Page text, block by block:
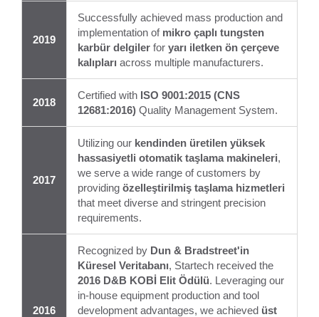
2019
Successfully achieved mass production and
implementation of mikro çaplı tungsten
karbür delgiler for yarı iletken ön çerçeve
kalıpları across multiple manufacturers.
2018
Certified with ISO 9001:2015 (CNS
12681:2016) Quality Management System.
2017
Utilizing our kendinden üretilen yüksek
hassasiyetli otomatik taşlama makineleri,
we serve a wide range of customers by
providing özelleştirilmiş taşlama hizmetleri
that meet diverse and stringent precision
requirements.
2016
Recognized by Dun & Bradstreet'in
Küresel Veritabanı, Startech received the
2016 D&B KOBİ Elit Ödülü. Leveraging our
in-house equipment production and tool
development advantages, we achieved üst